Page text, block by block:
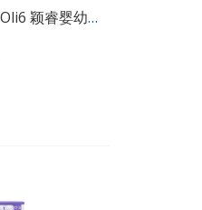
【单罐包邮】Oli6 颖睿婴幼儿羊奶粉3段 800g